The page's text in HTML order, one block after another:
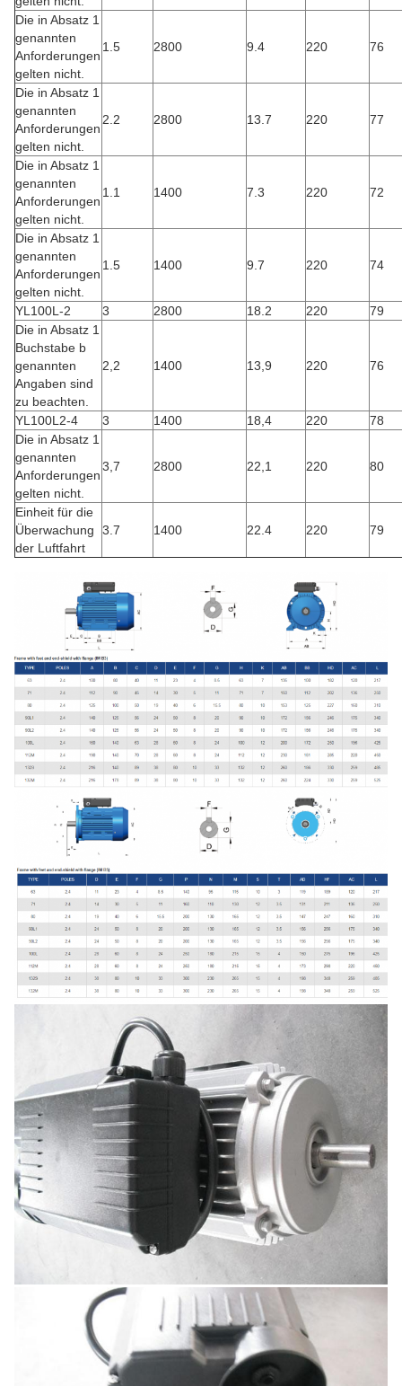
Die in Absatz 1
genannten
Anforderungen
gelten nicht.
1.5 2800 9.4 220 76
Die in Absatz 1
genannten
Anforderungen
gelten nicht.
2.2 2800 13.7 220 77
Die in Absatz 1
genannten
Anforderungen
gelten nicht.
1.1 1400 7.3 220 72
Die in Absatz 1
genannten
Anforderungen
gelten nicht.
1.5 1400 9.7 220 74
YL100L-2 3 2800 18.2 220
79
Die in Absatz 1
Buchstabe b
genannten
Angaben sind
zu beachten.
2,2 1400 13,9 220 76
YL100L2-4 3 1400 18,4 220
78
Die in Absatz 1
genannten
Anforderungen
gelten nicht.
3,7 2800 22,1 220 80
Einheit für die
Überwachung
der Luftfahrt
3.7 1400 22.4 220 79